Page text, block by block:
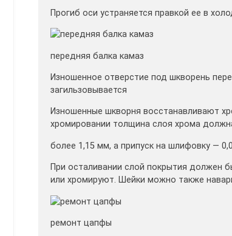
Прогиб оси устраняется правкой ее в
передняя балка камаз
Изношенное отверстие под шкворень
загильзовывается
Изношенные шкворня восстанавливают
хромировании толщина слоя хрома
более 1,15 мм, а припуск на шлифовку —
При осталивании слой покрытия должен
или хромируют. Шейки можно также
ремонт цапфы